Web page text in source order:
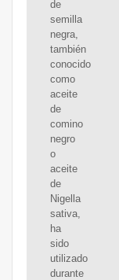
de
semilla
negra,
también
conocido
como
aceite
de
comino
negro
o
aceite
de
Nigella
sativa,
ha
sido
utilizado
durante